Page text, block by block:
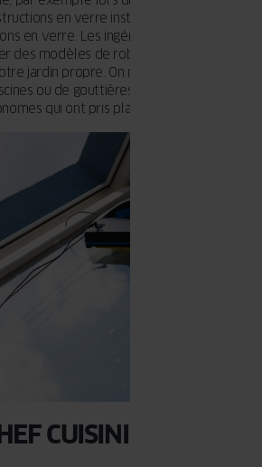
en verre installées à une hauteur
en verre. Les ingénieurs se surpassent
des modèles de robots intelligents
jardin propre. On ne compte plus les
ou de gouttières ou bien les
qui ont pris place dans les foyers.
CUISINIER